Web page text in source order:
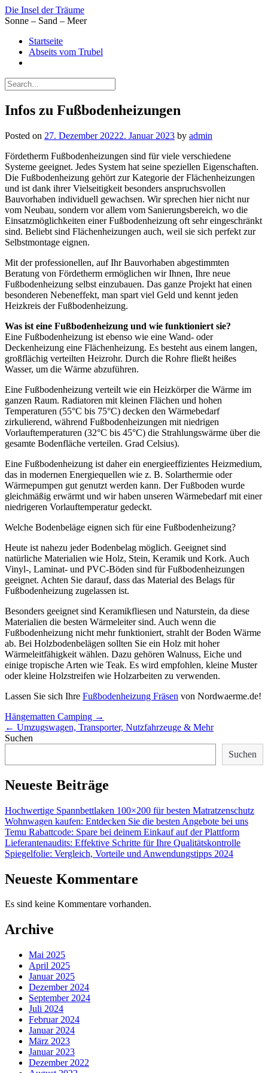
Skip
to
Die Insel der Träume
Sonne – Sand – Meer
Startseite
Abseits vom Trubel
Infos zu Fußbodenheizungen
Posted on 27. Dezember 20222. Januar 2023 by admin
Fördetherm Fußbodenheizungen sind für viele verschiedene
Systeme geeignet. Jedes System hat seine speziellen Eigenschaften.
Die Fußbodenheizung gehört zur Kategorie der Flächenheizungen
und ist dank ihrer Vielseitigkeit besonders anspruchsvollen
Bauvorhaben individuell gewachsen. Wir sprechen hier nicht nur
vom Neubau, sondern vor allem vom Sanierungsbereich, wo die
Einsatzmöglichkeiten einer Fußbodenheizung oft sehr eingeschränkt
sind. Beliebt sind Flächenheizungen auch, weil sie sich perfekt zur
Selbstmontage eignen.
Mit der professionellen, auf Ihr Bauvorhaben abgestimmten
Beratung von Fördetherm ermöglichen wir Ihnen, Ihre neue
Fußbodenheizung selbst einzubauen. Das ganze Projekt hat einen
besonderen Nebeneffekt, man spart viel Geld und kennt jeden
Heizkreis der Fußbodenheizung.
Was ist eine Fußbodenheizung und wie funktioniert sie?
Eine Fußbodenheizung ist ebenso wie eine Wand- oder
Deckenheizung eine Flächenheizung. Es besteht aus einem langen,
großflächig verteilten Heizrohr. Durch die Rohre fließt heißes
Wasser, um die Wärme abzuführen.
Eine Fußbodenheizung verteilt wie ein Heizkörper die Wärme im
ganzen Raum. Radiatoren mit kleinen Flächen und hohen
Temperaturen (55°C bis 75°C) decken den Wärmebedarf
zirkulierend, während Fußbodenheizungen mit niedrigen
Vorlauftemperaturen (32°C bis 45°C) die Strahlungswärme über die
gesamte Bodenfläche verteilen. Grad Celsius).
Eine Fußbodenheizung ist daher ein energieeffizientes Heizmedium,
das in modernen Energiequellen wie z. B. Solarthermie oder
Wärmepumpen gut genutzt werden kann. Der Fußboden wurde
gleichmäßig erwärmt und wir haben unseren Wärmebedarf mit einer
niedrigeren Vorlauftemperatur gedeckt.
Welche Bodenbeläge eignen sich für eine Fußbodenheizung?
Heute ist nahezu jeder Bodenbelag möglich. Geeignet sind
natürliche Materialien wie Holz, Stein, Keramik und Kork. Auch
Vinyl-, Laminat- und PVC-Böden sind für Fußbodenheizungen
geeignet. Achten Sie darauf, dass das Material des Belags für
Fußbodenheizung zugelassen ist.
Besonders geeignet sind Keramikfliesen und Naturstein, da diese
Materialien die besten Wärmeleiter sind. Auch wenn die
Fußbodenheizung nicht mehr funktioniert, strahlt der Boden Wärme
ab. Bei Holzbodenbelägen sollten Sie ein Holz mit hoher
Wärmeleitfähigkeit wählen. Dazu gehören Walnuss, Eiche und
einige tropische Arten wie Teak. Es wird empfohlen, kleine Muster
oder kleine Holzstreifen wie Holzarbeiten zu verwenden.
Lassen Sie sich Ihre Fußbodenheizung Fräsen von Nordwaerme.de!
Post
navigation
Hängematten Camping →
← Umzugswagen, Transporter, Nutzfahrzeuge & Mehr
Suchen
Suchen
Neueste Beiträge
Hochwertige Spannbettlaken 100×200 für besten Matratzenschutz
Wohnwagen kaufen: Entdecken Sie die besten Angebote bei uns
Temu Rabattcode: Spare bei deinem Einkauf auf der Plattform
Lieferantenaudits: Effektive Schritte für Ihre Qualitätskontrolle
Spiegelfolie: Vergleich, Vorteile und Anwendungstipps 2024
Neueste Kommentare
Es sind keine Kommentare vorhanden.
Archive
Mai 2025
April 2025
Januar 2025
Dezember 2024
September 2024
Juli 2024
Februar 2024
Januar 2024
März 2023
Januar 2023
Dezember 2022